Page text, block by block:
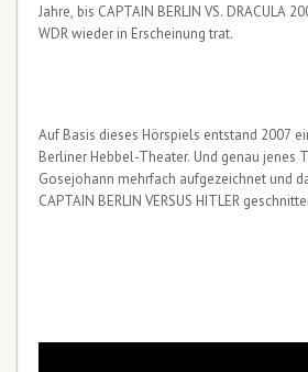
Jahre, bis CAPTAIN BERLIN VS. DRACULA
WDR wieder in Erscheinung trat.
Auf Basis dieses Hörspiels entstand 2007
Berliner Hebbel-Theater. Und genau jenes
Gosejohann mehrfach aufgezeichnet und
CAPTAIN BERLIN VERSUS HITLER